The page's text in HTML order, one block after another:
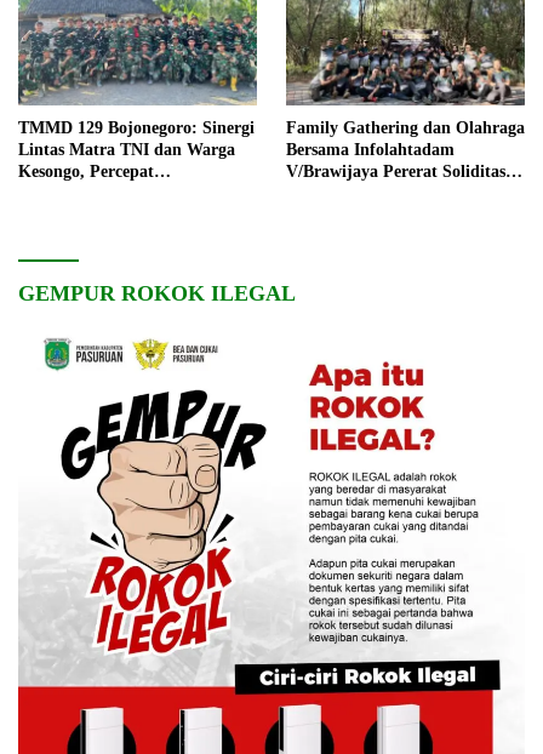
TMMD 129 Bojonegoro: Sinergi
Lintas Matra TNI dan Warga
Kesongo, Percepat
Family Gathering dan Olahraga
Bersama Infolahtadam
V/Brawijaya Pererat Soliditas
GEMPUR ROKOK ILEGAL